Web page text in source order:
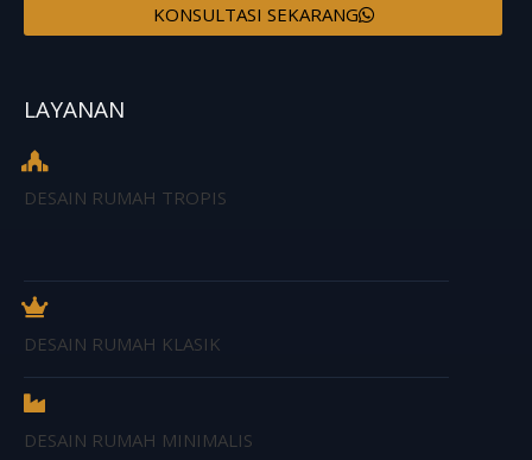
KONSULTASI SEKARANG
LAYANAN
DESAIN RUMAH TROPIS
DESAIN RUMAH KLASIK
DESAIN RUMAH MINIMALIS